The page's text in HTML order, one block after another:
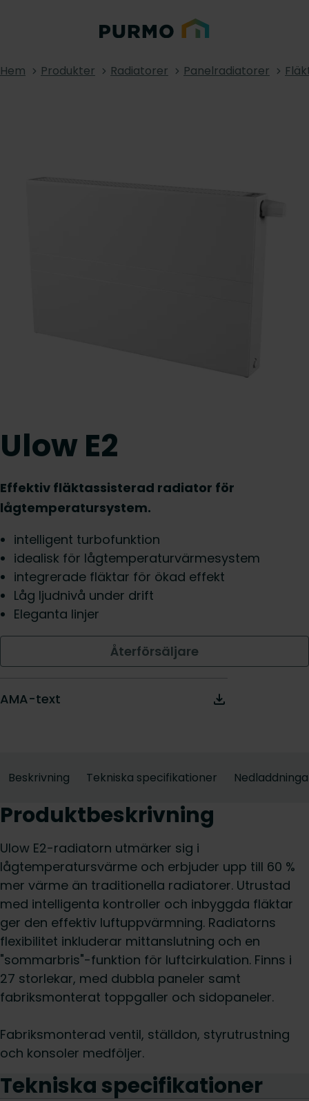
Hem Produkter Radiatorer Panelradiatorer
Ulow E2
Effektiv fläktassisterad radiator för
lågtemperatursystem.
intelligent turbofunktion
idealisk för lågtemperaturvärmesystem
integrerade fläktar för ökad effekt
Låg ljudnivå under drift
Eleganta linjer
Återförsäljare
AMA-text
Beskrivning Tekniska specifikationer
Produktbeskrivning
Ulow E2-radiatorn utmärker sig i
lågtemperatursvärme och erbjuder upp till 60 %
mer värme än traditionella radiatorer. Utrustad
med intelligenta kontroller och inbyggda fläktar
ger den effektiv luftuppvärmning. Radiatorns
flexibilitet inkluderar mittanslutning och en
"sommarbris"-funktion för luftcirkulation. Finns i
27 storlekar, med dubbla paneler samt
fabriksmonterat toppgaller och sidopaneler.
Fabriksmonterad ventil, ställdon, styrutrustning
och konsoler medföljer.
Tekniska specifikationer